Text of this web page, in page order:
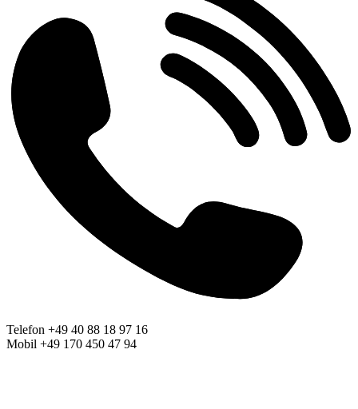
Telefon +49 40 88 18 97 16
Mobil +49 170 450 47 94